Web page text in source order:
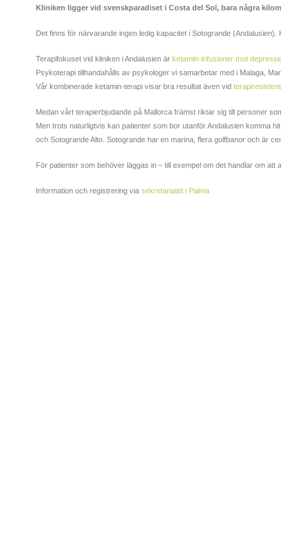
Kliniken ligger vid svenskparadiset i Costa del Sol, bara några
Det finns för närvarande ingen ledig kapacitet i Sotogrande
Terapifokuset vid kliniken i Andalusien är ketamin-infusioner mot
Psykoterapi tillhandahålls av psykologer vi samarbetar med i Malaga,
Vår kombinerade ketamin-terapi visar bra resultat även vid
Medan vårt terapierbjudande på Mallorca främst riktar sig till personer
Men trots naturligtvis kan patienter som bor utanför Andalusien komma
och Sotogrande Alto. Sotogrande har en marina, flera golfbanor och är
För patienter som behöver läggas in – till exempel om det handlar om
Information och registrering via sekretariatet i Palma